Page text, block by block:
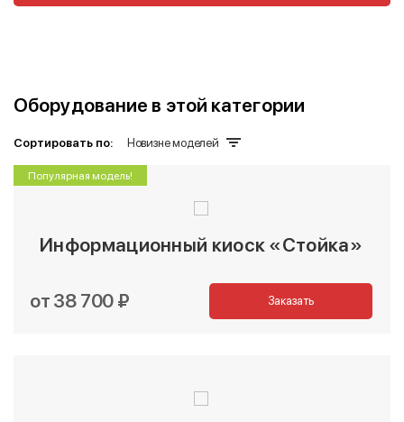
Оборудование в этой категории
Сортировать по: Новизне моделей
Популярная модель!
Информационный киоск «Стойка»
от 38 700 ₽ Заказать